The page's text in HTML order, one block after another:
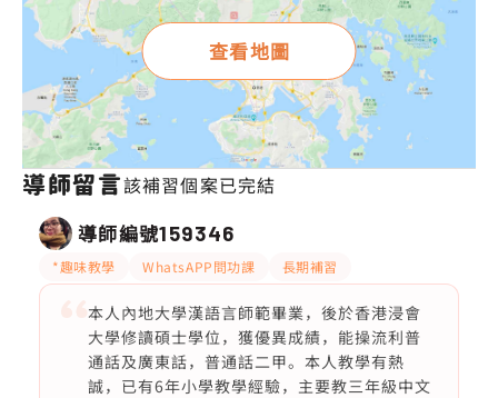
查看地圖
導師留言該補習個案已完結
導師編號159346
*趣味教學 WhatsAPP問功課 長期補習
本人內地大學漢語言師範畢業，後於香港浸會
大學修讀碩士學位，獲優異成績，能操流利普
通話及廣東話，普通話二甲。本人教學有熱
誠，已有6年小學教學經驗，主要教三年級中文